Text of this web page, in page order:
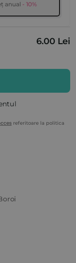
anual - 10%
6.00 Lei
referitoare la politica